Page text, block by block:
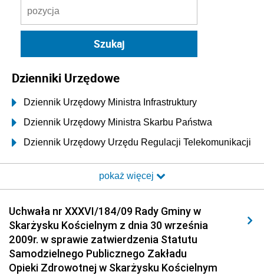
Dzienniki Urzędowe
Dziennik Urzędowy Ministra Infrastruktury
Dziennik Urzędowy Ministra Skarbu Państwa
Dziennik Urzędowy Urzędu Regulacji Telekomunikacji
Dziennik Urzędowy Ministra Transportu i Budownictwa
Elektronicznej
Dziennik Urzędowy Ministra Spraw Wewnętrznych i
Administracji
Dziennik Urzędowy Ministra Transportu
pokaż więcej
Uchwała nr XXXVI/184/09 Rady Gminy w
Skarżysku Kościelnym z dnia 30 września
2009r. w sprawie zatwierdzenia Statutu
Samodzielnego Publicznego Zakładu
Opieki Zdrowotnej w Skarżysku Kościelnym